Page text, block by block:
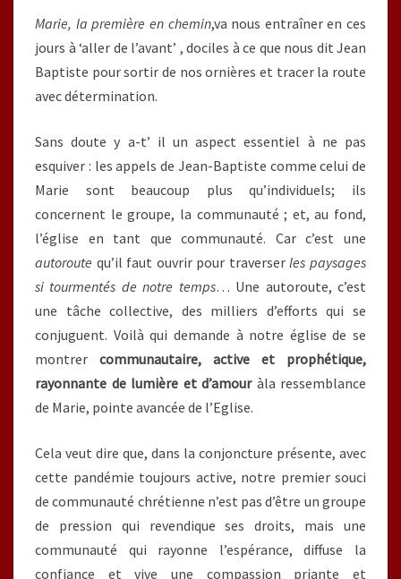
Marie, la première en chemin,va nous entraîner en ces
jours à ‘aller de l’avant’ , dociles à ce que nous dit Jean
Baptiste pour sortir de nos ornières et tracer la route
avec détermination.
Sans doute y a-t’ il un aspect essentiel à ne pas
esquiver : les appels de Jean-Baptiste comme celui de
Marie sont beaucoup plus qu’individuels; ils
concernent le groupe, la communauté ; et, au fond,
l’église en tant que communauté. Car c’est une
autoroute qu’il faut ouvrir pour traverserles paysages
si tourmentés de notre temps… Une autoroute, c’est
une tâche collective, des milliers d’efforts qui se
conjuguent. Voilà qui demande à notre église de se
montrer communautaire, active et prophétique,
rayonnante de lumière et d’amouràla ressemblance
de Marie, pointe avancée de l’Eglise.
Cela veut dire que, dans la conjoncture présente, avec
cette pandémie toujours active, notre premier souci
de communauté chrétienne n’est pas d’être un groupe
de pression qui revendique ses droits, mais une
communauté qui rayonne l’espérance, diffuse la
confiance et vive une compassion priante et